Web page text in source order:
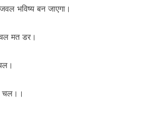
भविष्य बन जाएगा।
मत डर।
चल।।